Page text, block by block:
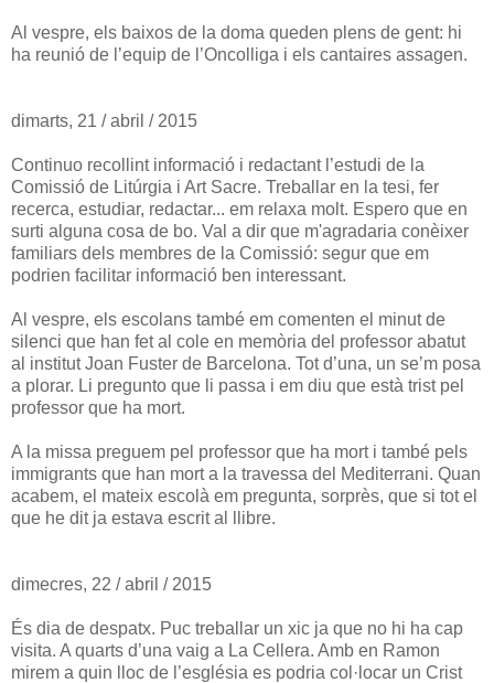
Al vespre, els baixos de la doma queden plens de gent: hi
ha reunió de l’equip de l’Oncolliga i els cantaires assagen.
dimarts, 21 / abril / 2015
Continuo recollint informació i redactant l’estudi de la
Comissió de Litúrgia i Art Sacre. Treballar en la tesi, fer
recerca, estudiar, redactar... em relaxa molt. Espero que en
surti alguna cosa de bo. Val a dir que m'agradaria conèixer
familiars dels membres de la Comissió: segur que em
podrien facilitar informació ben interessant.
Al vespre, els escolans també em comenten el minut de
silenci que han fet al cole en memòria del professor abatut
al institut Joan Fuster de Barcelona. Tot d’una, un se’m posa
a plorar. Li pregunto que li passa i em diu que està trist pel
professor que ha mort.
A la missa preguem pel professor que ha mort i també pels
immigrants que han mort a la travessa del Mediterrani. Quan
acabem, el mateix escolà em pregunta, sorprès, que si tot el
que he dit ja estava escrit al llibre.
dimecres, 22 / abril / 2015
És dia de despatx. Puc treballar un xic ja que no hi ha cap
visita. A quarts d’una vaig a La Cellera. Amb en Ramon
mirem a quin lloc de l’església es podria col·locar un Crist